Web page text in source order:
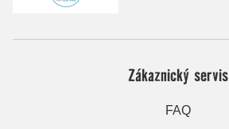
Zákaznický servis
FAQ